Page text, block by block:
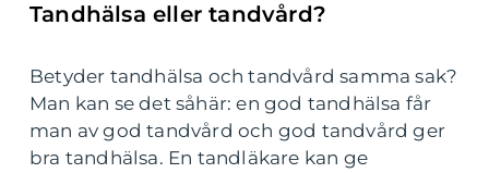
Tandhälsa eller tandvård?
Betyder tandhälsa och tandvård samma sak?
Man kan se det såhär: en god tandhälsa får
man av god tandvård och god tandvård ger
bra tandhälsa. En tandläkare kan ge